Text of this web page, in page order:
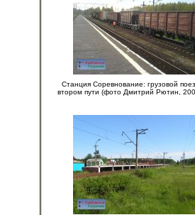
Станция Соревнование: грузовой
втором пути (фото Дмитрий Рютин,